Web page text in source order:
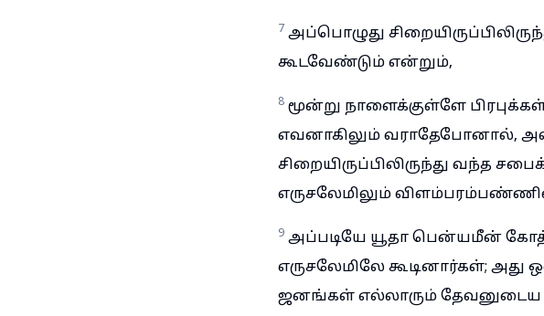
7 அப்பொழுது
கூடவேண்டும் என்றும்,
8 மூன்று நாளைக்குள்ளே
எவனாகிலும் வராதேபோனால்,
சிறையிருப்பிலிருந்து வந்த
எருசலேமிலும்
9 அப்படியே யூதா பென்யமீன்
எருசலேமிலே கூடினார்கள்; அது
ஜனங்கள் எல்லாரும் தேவனுடைய